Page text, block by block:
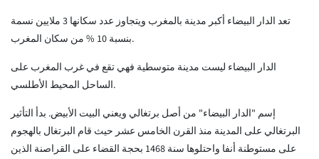
تعد الدار البيضاء أكبر مدينة بالمغرب ويتجاوز عدد سكانها 3 ملايين نسمة
بنسبة 10 % من سكان المغرب.
الدار البيضاء ليست مدينة متوسطية فهي تقع في غرب المغرب على
الساحل المحيط الأطلسي.
إسم "الدار البيضاء" من أصل برتغالي ويعني البيت الأبيض. بدأ التأثير
البرتغالي على المدينة منذ القرن الخامس عشر حيث قام البرتغال بالهجوم
على مستوطنة أنفا واحتلوها سنة 1468 بحجة القضاء على القراصنة الذين